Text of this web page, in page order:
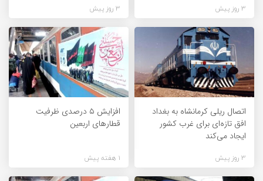
3 روز پیش 3 روز پیش
اتصال ریلی کرمانشاه به بغداد
افق تازه‌ای برای غرب کشور
ایجاد می‌کند
3 روز پیش
افزایش ۵ درصدی ظرفیت
قطارهای اربعین
1 هفته پیش